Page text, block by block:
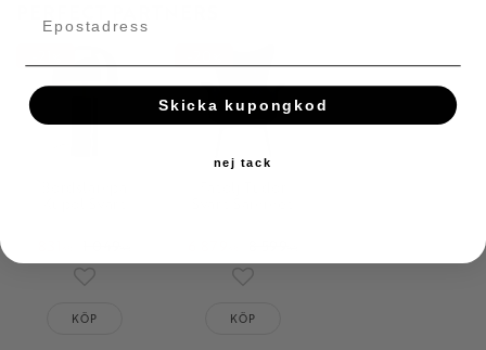
Lägg till i favoriter
KÖP
Lägg till i favoriter
KÖP
Skicka kupongkod
nej tack